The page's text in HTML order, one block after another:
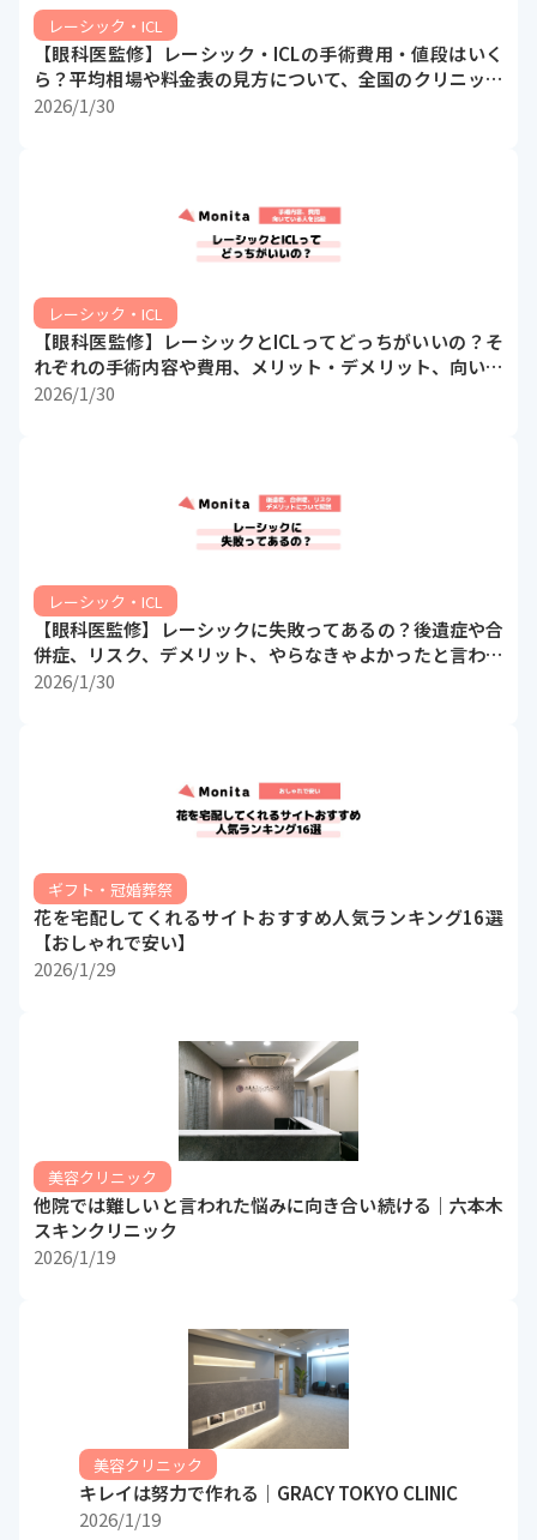
レーシック・ICL
【眼科医監修】レーシック・ICLの手術費用・値段はいく
ら？平均相場や料金表の見方について、全国のクリニック
の料金表を比較しながら解説
2026/1/30
レーシック・ICL
【眼科医監修】レーシックとICLってどっちがいいの？そ
れぞれの手術内容や費用、メリット・デメリット、向いて
いる人について違いを比較しながら解説
2026/1/30
レーシック・ICL
【眼科医監修】レーシックに失敗ってあるの？後遺症や合
併症、リスク、デメリット、やらなきゃよかったと言われ
る理由について解説
2026/1/30
ギフト・冠婚葬祭
花を宅配してくれるサイトおすすめ人気ランキング16選
【おしゃれで安い】
2026/1/29
美容クリニック
他院では難しいと言われた悩みに向き合い続ける｜六本木
スキンクリニック
2026/1/19
美容クリニック
キレイは努力で作れる｜GRACY TOKYO CLINIC
2026/1/19